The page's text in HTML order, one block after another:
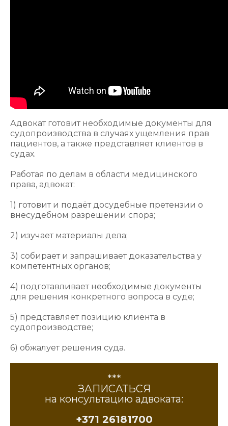
Адвокат готовит необходимые документы для
судопроизводства в случаях ущемления прав
пациентов, а также представляет клиентов в
судах.
Работая по делам в области медицинского
права, адвокат:
1) готовит и подаёт досудебные претензии о
внесудебном разрешении спора;
2) изучает материалы дела;
3) собирает и запрашивает доказательства у
компетентных органов;
4) подготавливает необходимые документы
для решения конкретного вопроса в суде;
5) представляет позицию клиента в
судопроизводстве;
6) обжалует решения суда.
***
ЗАПИСАТЬСЯ
на консультацию адвоката:
+371 26181700